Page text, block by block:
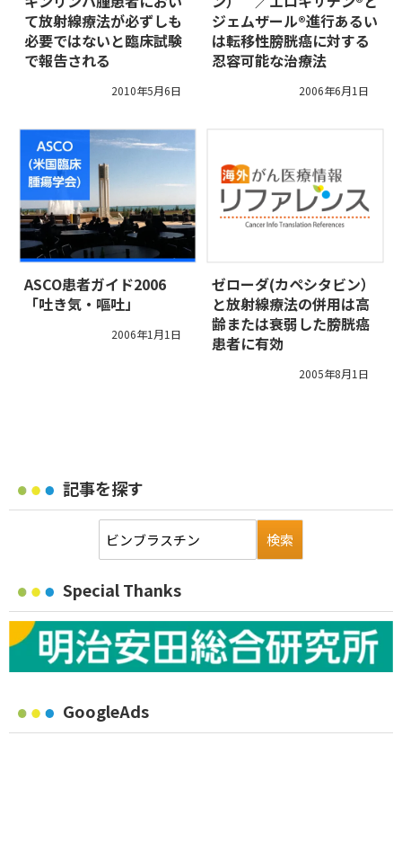
て放射線療法が必ずしも
必要ではないと臨床試験
で報告される
2010年5月6日
ジェムザール®進行あるい
は転移性膀胱癌に対する
忍容可能な治療法
2006年6月1日
ASCO患者ガイド2006
「吐き気・嘔吐」
2006年1月1日
ゼローダ(カペシタビン）
と放射線療法の併用は高
齢または衰弱した膀胱癌
患者に有効
2005年8月1日
記事を探す
Special Thanks
GoogleAds